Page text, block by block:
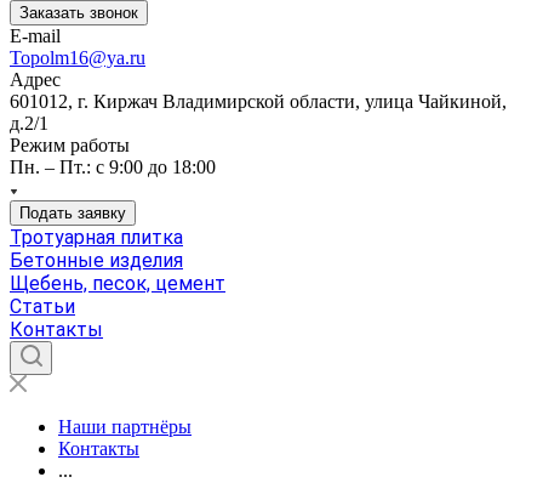
Заказать звонок
E-mail
Topolm16@ya.ru
Адрес
601012, г. Киржач Владимирской области, улица Чайкиной,
д.2/1
Режим работы
Пн. – Пт.: с 9:00 до 18:00
Подать заявку
Тротуарная плитка
Бетонные изделия
Щебень, песок, цемент
Статьи
Контакты
Наши партнёры
Контакты
...